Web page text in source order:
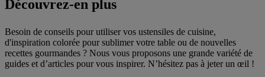
Découvrez-en plus
Besoin de conseils pour utiliser vos ustensiles de cuisine,
d'inspiration colorée pour sublimer votre table ou de nouvelles
recettes gourmandes ? Nous vous proposons une grande variété de
guides et d’articles pour vous inspirer. N’hésitez pas à jeter un œil !